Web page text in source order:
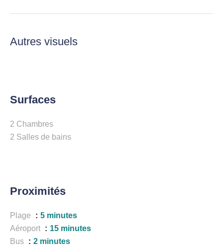
Autres visuels
Surfaces
2 Chambres
2 Salles de bains
Proximités
Plage
5 minutes
Aéroport
15 minutes
Bus
2 minutes